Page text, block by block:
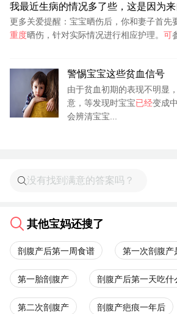
我最近生病的情况多了些，这是因为
更多关爱提醒：宝宝晒伤后，你和妻子首先
重度晒伤，针对实际情况进行相应护理。 可
警惕宝宝这些贫血信号
由于贫血初期的表现不明显
意，等发现时宝宝已经变成中
会辨清宝宝...
其他宝妈还搜了
剖腹产后第一周食谱 第一次剖腹产
第一胎剖腹产 剖腹产后第一天吃什
第二次剖腹产 剖腹产疤痕一年后